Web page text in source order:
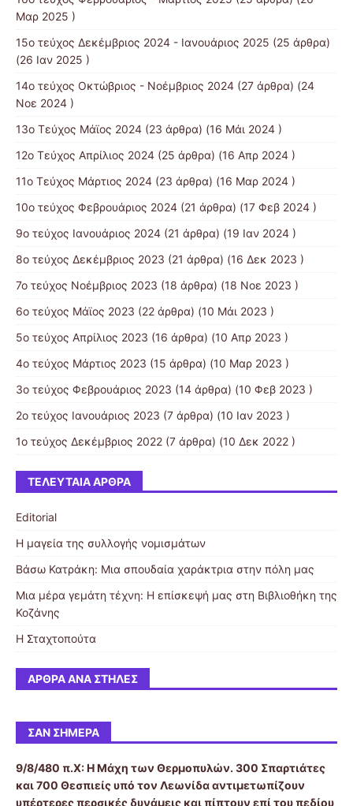
Μαρ 2025 )
15ο τεύχος Δεκέμβριος 2024 - Ιανουάριος 2025 (25 άρθρα)
(26 Ιαν 2025 )
14ο τεύχος Οκτώβριος - Νοέμβριος 2024 (27 άρθρα) (24
Νοε 2024 )
13ο Τεύχος Μάϊος 2024 (23 άρθρα) (16 Μάι 2024 )
12ο Τεύχος Απρίλιος 2024 (25 άρθρα) (16 Απρ 2024 )
11ο Τεύχος Μάρτιος 2024 (23 άρθρα) (16 Μαρ 2024 )
10ο τεύχος Φεβρουάριος 2024 (21 άρθρα) (17 Φεβ 2024 )
9ο τεύχος Ιανουάριος 2024 (21 άρθρα) (19 Ιαν 2024 )
8ο τεύχος Δεκέμβριος 2023 (21 άρθρα) (16 Δεκ 2023 )
7ο τεύχος Νοέμβριος 2023 (18 άρθρα) (18 Νοε 2023 )
6ο τεύχος Μάϊος 2023 (22 άρθρα) (10 Μάι 2023 )
5ο τεύχος Απρίλιος 2023 (16 άρθρα) (10 Απρ 2023 )
4ο τεύχος Μάρτιος 2023 (15 άρθρα) (10 Μαρ 2023 )
3ο τεύχος Φεβρουάριος 2023 (14 άρθρα) (10 Φεβ 2023 )
2ο τεύχος Ιανουάριος 2023 (7 άρθρα) (10 Ιαν 2023 )
1ο τεύχος Δεκέμβριος 2022 (7 άρθρα) (10 Δεκ 2022 )
ΤΕΛΕΥΤΑΊΑ ΆΡΘΡΑ
Editorial
Η μαγεία της συλλογής νομισμάτων
Βάσω Κατράκη: Μια σπουδαία χαράκτρια στην πόλη μας
Μια μέρα γεμάτη τέχνη: Η επίσκεψή μας στη Βιβλιοθήκη της
Κοζάνης
Η Σταχτοπούτα
ΆΡΘΡΑ ΑΝΆ ΣΤΉΛΕΣ
ΣΑΝ ΣΉΜΕΡΑ
9/8/480 π.Χ:Η Μάχη των Θερμοπυλών. 300 Σπαρτιάτες
και 700 Θεσπιείς υπό τον Λεωνίδα αντιμετωπίζουν
υπέρτερες περσικές δυνάμεις και πίπτουν επί του πεδίου